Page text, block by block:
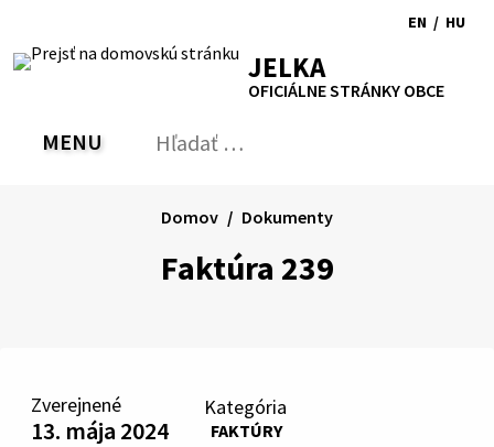
obsah
RSS MapaTlačiť
Zvýšiť
kontrast
písmapísma
EN
to
/ HU
JELKA
OFICIÁLNE STRÁNKY OBCE
PREPNÚŤ
MENU Hľadať:
Faktúra 239
Domov Dokumenty
Zverejnené
13. mája 2024
Kategória
FAKTÚRY